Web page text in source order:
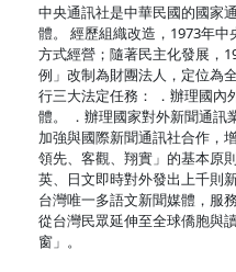
中央通訊社是中華民國的國家
體。 經歷組織改造，1973年
方式經營；隨著民主化發展，
例」改制為財團法人，定位為
行三大法定任務： ．辦理國內
體。 ．辦理國家對外新聞通訊
加強與國際新聞通訊社合作，
領先、客觀、翔實」的基本原
英、日文即時對外發出上千則
台灣唯一多語文新聞媒體，服
從台灣民眾延伸至全球僑胞與
窗」。